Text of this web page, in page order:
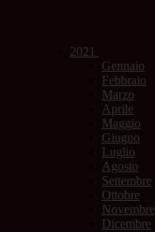
2021
Gennaio
Febbraio
Marzo
Aprile
Maggio
Giugno
Luglio
Agosto
Settembre
Ottobre
Novembre
Dicembre